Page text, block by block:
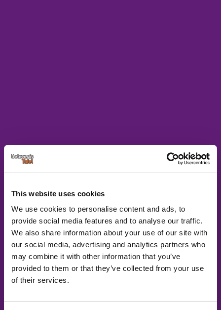
This website uses cookies
We use cookies to personalise content and ads, to
provide social media features and to analyse our traffic.
We also share information about your use of our site with
our social media, advertising and analytics partners who
may combine it with other information that you’ve
provided to them or that they’ve collected from your use
of their services.
Waarom kiezen voor de BelevenisTafel?